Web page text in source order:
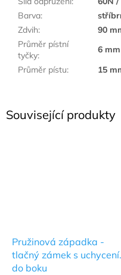
Související produkty
Pružinová západka -
tlačný zámek s
do boku
Barva:
Zdvih:
90
Průměr pístní
tyčky:
6 mm
Průměr pístu: 15